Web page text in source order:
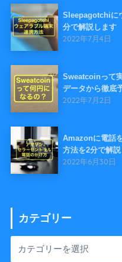
Sleepagotchiに
分で解説します
2022年7月4日
Sweatcoinって
データから徹底
2022年7月2日
Amazonに電話
方法を2分で解説
2022年6月30日
カテゴリー